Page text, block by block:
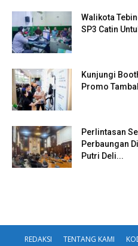
Walikota
SP3 Catin
Kunjungi
Promo
Perlintasan
Perbaungan
Putri Deli...
REDAKSI TENTANG KAMI